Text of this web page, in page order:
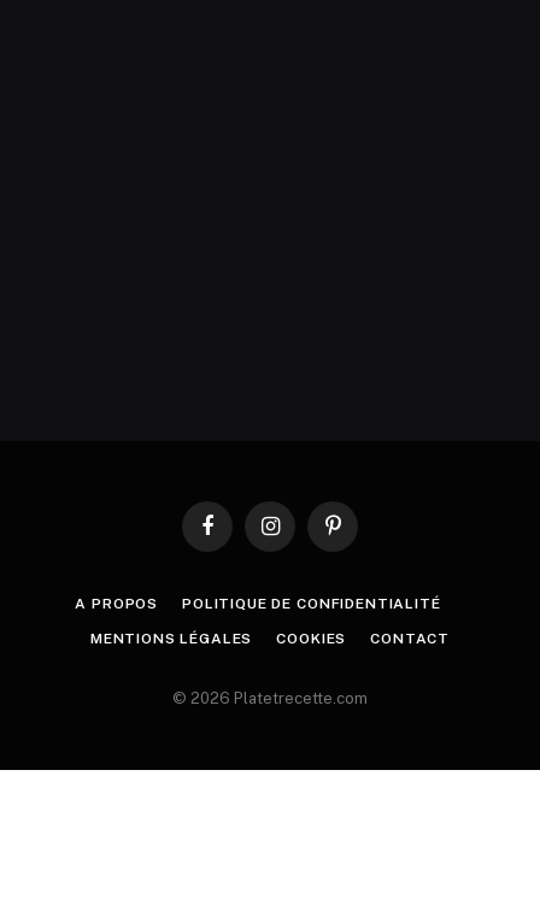
FacebookInstagramPinterest
A PROPOS POLITIQUE DE CONFIDENTIALITÉ
MENTIONS LÉGALES COOKIES CONTACT
© 2026 Platetrecette.com